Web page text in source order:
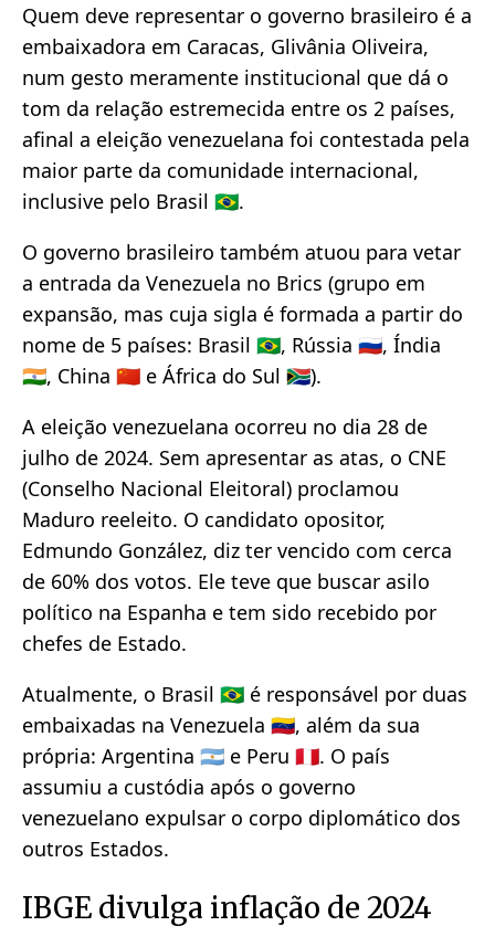
Quem deve representar o governo brasileiro é a
embaixadora em Caracas, Glivânia Oliveira,
num gesto meramente institucional que dá o
tom da relação estremecida entre os 2 países,
afinal a eleição venezuelana foi contestada pela
maior parte da comunidade internacional,
inclusive pelo Brasil 🇧🇷.
O governo brasileiro também atuou para vetar
a entrada da Venezuela no Brics (grupo em
expansão, mas cuja sigla é formada a partir do
nome de 5 países: Brasil 🇧🇷, Rússia 🇷🇺, Índia
🇮🇳, China 🇨🇳 e África do Sul 🇿🇦).
A eleição venezuelana ocorreu no dia 28 de
julho de 2024. Sem apresentar as atas, o CNE
(Conselho Nacional Eleitoral) proclamou
Maduro reeleito. O candidato opositor,
Edmundo González, diz ter vencido com cerca
de 60% dos votos. Ele teve que buscar asilo
político na Espanha e tem sido recebido por
chefes de Estado.
Atualmente, o Brasil 🇧🇷 é responsável por duas
embaixadas na Venezuela 🇻🇪, além da sua
própria: Argentina 🇦🇷 e Peru 🇵🇪. O país
assumiu a custódia após o governo
venezuelano expulsar o corpo diplomático dos
outros Estados.
IBGE divulga inflação de 2024